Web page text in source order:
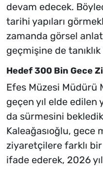
devam edecek.
tarihi yapıları
zamanda görsel
geçmişine de
Hedef 300 Bin Gece
Efes Müzesi Müdürü
geçen yıl elde
da sürmesini
Kaleağasıoğlu, gece
ziyaretçilere farklı
ifade ederek, 2026